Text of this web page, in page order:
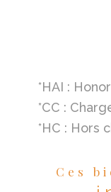
*HAI :
*CC :
*HC : Hors
Ces